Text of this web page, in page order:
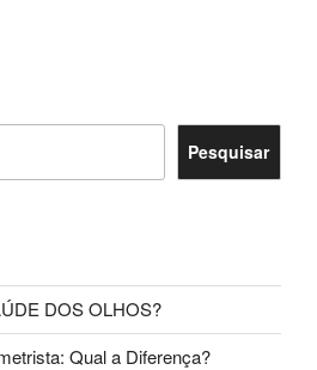
Pesquisar
DOS OLHOS?
Qual a Diferença?